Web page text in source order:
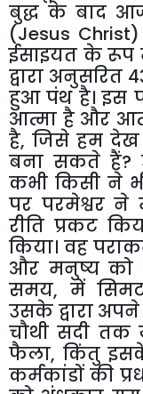
बुद्ध के बाद आज
(Jesus Christ)
ईसाइयत के रूप
द्वारा
हुआ पंथ है। इस
आत्मा है और
है, जिसे हम देख
बना सकते हैं?
कभी किसी ने
पर परमेश्वर ने
रीति प्रकट
किया। वह
और मनुष्य को
समय, में
उसके द्वारा
चौथी सदी तक
फैला, किंतु
कर्मकांडों की